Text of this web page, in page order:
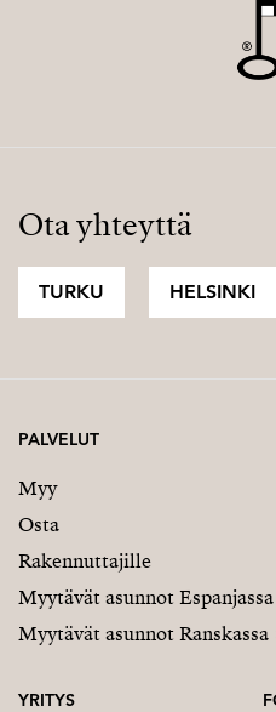
Ota yhteyttä
TURKU HELSINKI
PALVELUT
Myy
Osta
Rakennuttajille
Myytävät asunnot Espanjassa
Myytävät asunnot Ranskassa
YRITYS